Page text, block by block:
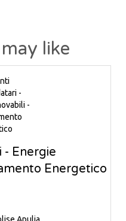
like
- Energie
Energetico